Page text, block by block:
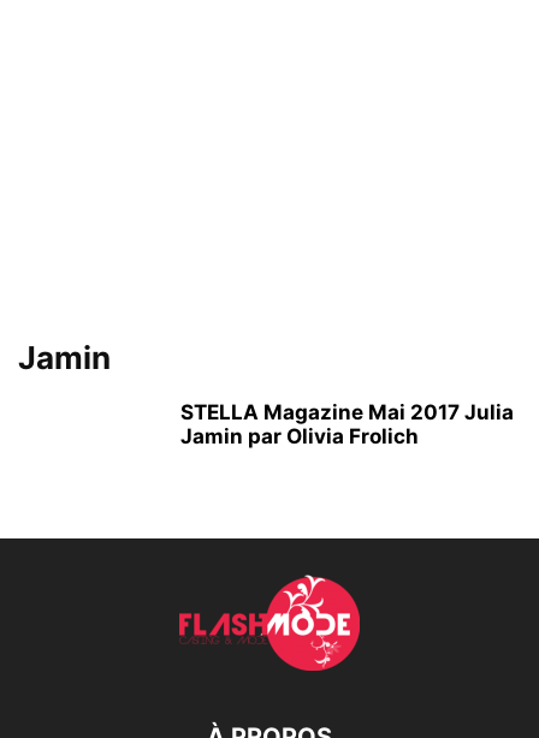
Jamin
STELLA Magazine Mai 2017 Julia
Jamin par Olivia Frolich